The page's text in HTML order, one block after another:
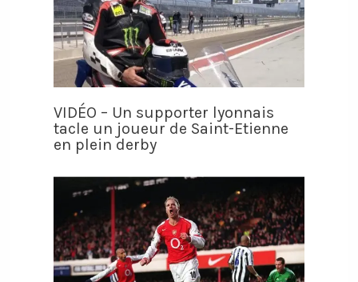
VIDÉO – Un supporter lyonnais
tacle un joueur de Saint-Etienne
en plein derby